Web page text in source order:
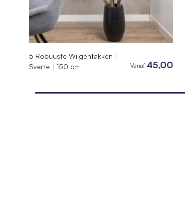
5 Robuuste Wilgentakken |
Sverre | 150 cm
Vanaf 45,00